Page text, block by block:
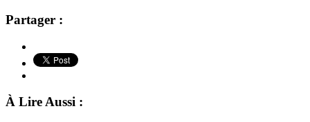
Partager :
À Lire Aussi :